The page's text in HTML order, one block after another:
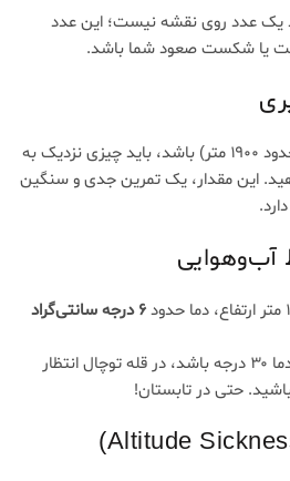
یک عدد روی نقشه نیست؛ این عدد
یا شکست صعود شما باشد.
باید چیزی نزدیک به
این مقدار، یک تمرین جدی و سنگین
۶ درجه سانتی‌گراد
یعنی اگر در تهران (۱۲۰۰ متر) دما ۳۰ درجه باشد، در قله توچال انتظار
حتی در تابستان!